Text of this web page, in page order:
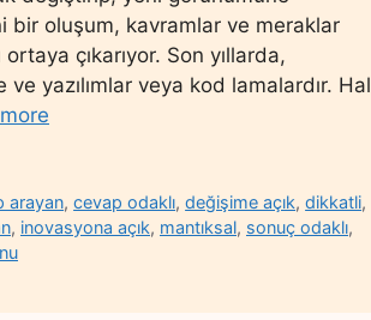
bir oluşum, kavramlar ve meraklar
çıkarıyor. Son yıllarda,
yazılımlar veya kod lamalardır. Hal
arayan,cevap odaklı,değişime açık,dikkatli,
, inovasyona açık, mantıksal, sonuç odaklı,